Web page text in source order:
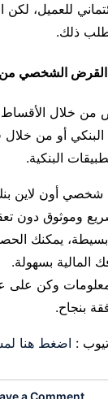
للعميل،
ذلك.
القرض الشخصي
من خلال
أو من خلال
البنكية.
شخصي أون لاين
وموثوق دون
يمكنك
المالية بسهولة.
وكن على
بنجاح.
: اضغط هنا